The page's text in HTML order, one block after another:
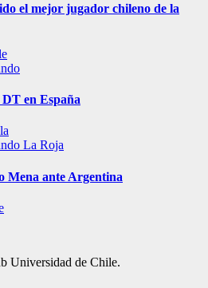
el mejor jugador chileno de la
en España
La Roja
Mena ante Argentina
Universidad de Chile.